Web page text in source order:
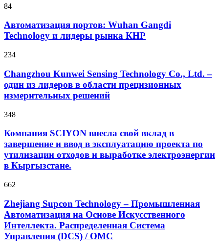
84
Автоматизация портов: Wuhan Gangdi
Technology и лидеры рынка КНР
234
Changzhou Kunwei Sensing Technology Co., Ltd. –
один из лидеров в области прецизионных
измерительных решений
348
Компания SCIYON внесла свой вклад в
завершение и ввод в эксплуатацию проекта по
утилизации отходов и выработке электроэнергии
в Кыргызстане.
662
Zhejiang Supcon Technology – Промышленная
Автоматизация на Основе Искусственного
Интеллекта. Распределенная Cистема
Управления (DCS) / OMC